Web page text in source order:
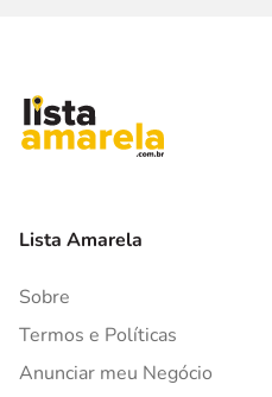
Lista Amarela
Sobre
Termos e Políticas
Anunciar meu Negócio